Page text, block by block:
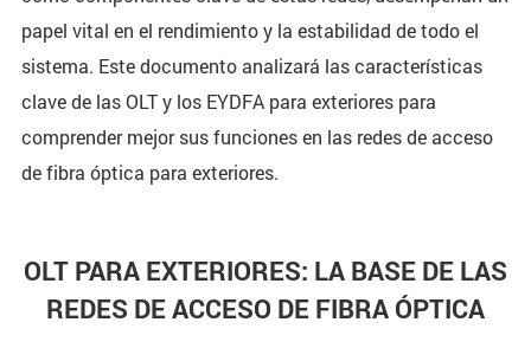
papel vital en el rendimiento y la estabilidad de todo el
sistema. Este documento analizará las características
clave de las OLT y los EYDFA para exteriores para
comprender mejor sus funciones en las redes de acceso
de fibra óptica para exteriores.
OLT PARA EXTERIORES: LA BASE DE LAS
REDES DE ACCESO DE FIBRA ÓPTICA